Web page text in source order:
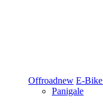
Offroadnew E-Bike
Panigale